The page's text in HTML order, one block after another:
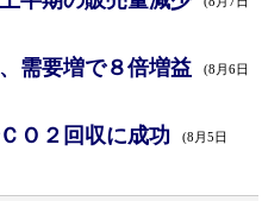
需要増で８倍増益 (8月6日
Ｏ２回収に成功 (8月5日